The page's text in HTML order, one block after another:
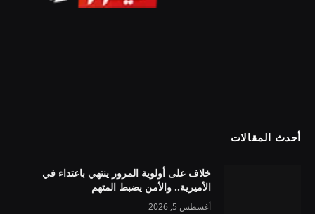
أحدث المقالات
خلاف على أولوية المرور ينتهي باعتداء في
الأميرية.. والأمن يضبط المتهم
أغسطس 5, 2026